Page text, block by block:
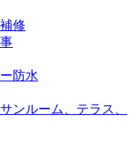
修
防水
ンルーム、テラス、